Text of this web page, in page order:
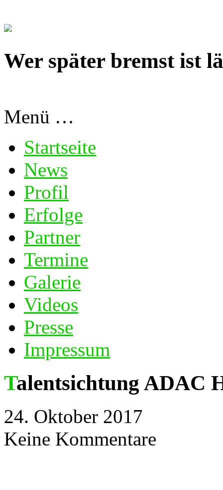
Wer später bremst ist
Menü …
Startseite
News
Profil
Erfolge
Partner
Termine
Galerie
Videos
Presse
Impressum
Talentsichtung ADAC
24. Oktober 2017
Keine Kommentare